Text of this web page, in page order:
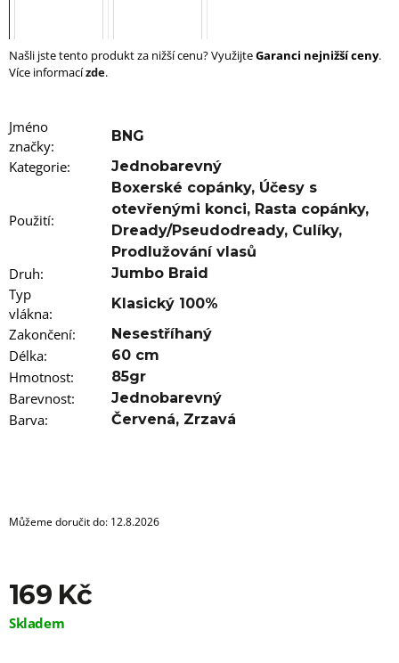
Našli jste tento produkt za nižší cenu? VyužijteGaranci nejnižší ceny.
Více informacízde.
Jméno
značky:
BNG
Kategorie: Jednobarevný
Použití:
Boxerské copánky, Účesy s
otevřenými konci, Rasta copánky,
Dready/Pseudodready, Culíky,
Prodlužování vlasů
Druh: Jumbo Braid
Typ
vlákna:
Klasický 100%
Zakončení: Nesestříhaný
Délka: 60 cm
Hmotnost: 85gr
Barevnost: Jednobarevný
Barva: Červená, Zrzavá
Můžeme doručit do: 12.8.2026
169 Kč
Měrná
Skladem
m
e
JUMBO
BRAID
KANEKALON
1
Kč
Kč